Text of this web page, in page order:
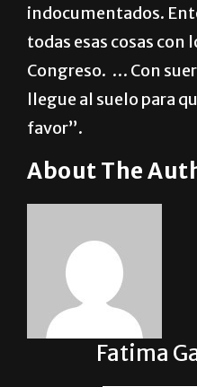
indocumentados.
todas esas cosas con
Congreso. … Con
llegue al suelo para
favor”.
About The
Fatima